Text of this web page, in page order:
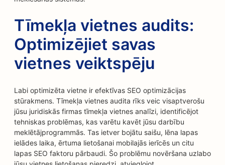
Tīmekļa vietnes audits:
Optimizējiet savas
vietnes veiktspēju
Labi optimizēta vietne ir efektīvas SEO optimizācijas
stūrakmens. Tīmekļa vietnes audita rīks veic visaptverošu
jūsu juridiskās firmas tīmekļa vietnes analīzi, identificējot
tehniskas problēmas, kas varētu kavēt jūsu darbību
meklētājprogrammās. Tas ietver bojātu saišu, lēna lapas
ielādes laika, ērtuma lietošanai mobilajās ierīcēs un citu
lapas SEO faktoru pārbaudi. Šo problēmu novēršana uzlabo